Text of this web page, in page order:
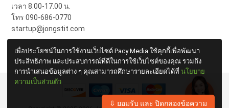
เวลา 8.00-17.00 น.
โทร 090-686-0770
startup@jongstit.com
เพื่อประโยชน์ในการใช้งานเว็บไซต์ Pacy Media ใช้คุกกี้เพื่อพัฒนา
ประสิทธิภาพ และประสบการณ์ที่ดีในการใช้เว็บไซต์ของคุณ รวมถึง
การนำเสนอข้อมูลต่าง ๆ คุณสามารถศึกษารายละเอียดได้ที่ นโยบาย
ความเป็นส่วนตัว
⇩ ยอมรับ และ ปิดกล่องข้อความ